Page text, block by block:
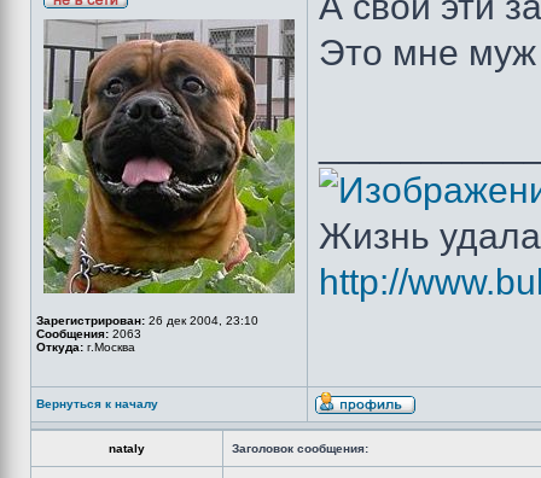
Зарегистрирован: 26 дек 2004, 23:10
Сообщения: 2063
Откуда: г.Москва
Это мне муж
Жизнь
http://
Вернуться к началу
nataly Заголовок сообщения: